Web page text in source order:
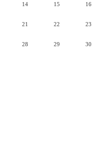
14 15 16
21 22 23
28 29 30